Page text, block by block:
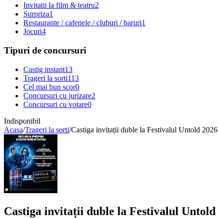
Invitatii la film & teatru2
Surpriza1
Restaurante / cafenele / cluburi / baruri1
Jocuri4
Tipuri de concursuri
Castig instant13
Trageri la sorti113
Cel mai bun scor0
Concursuri cu jurizare2
Concursuri cu votare0
Indisponibil
Acasa/Trageri la sorti/Castiga invitații duble la Festivalul Untold 2026
Castiga invitații duble la Festivalul Untold